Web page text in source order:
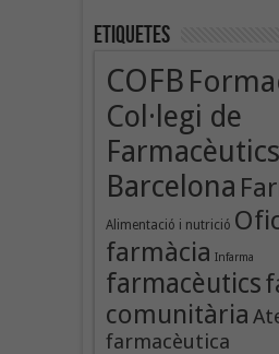
Etiquetes
COFB
Col·legi de
Barcelona
Alimentació i nutrició
farmàcia Infarma
farmacèutics
comunitària
farmacèutica